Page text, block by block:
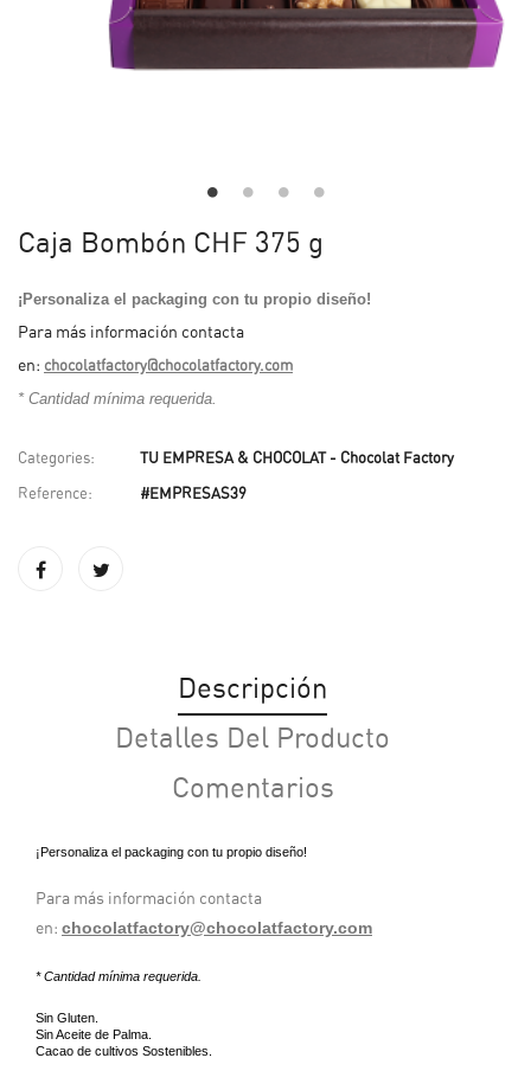
Caja Bombón CHF 375 g
¡Personaliza el packaging con tu propio diseño!
Para más información contacta
en: chocolatfactory@chocolatfactory.com
* Cantidad mínima requerida.
Categories: TU EMPRESA & CHOCOLAT - Chocolat Factory
Reference: #EMPRESAS39
Descripción
Detalles Del Producto
Comentarios
¡Personaliza el packaging con tu propio diseño!
Para más información contacta
en: chocolatfactory@chocolatfactory.com
* Cantidad mínima requerida.
Sin Gluten.
Sin Aceite de Palma.
Cacao de cultivos Sostenibles.